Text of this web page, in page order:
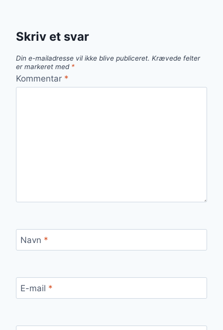
Skriv et svar
Din e-mailadresse vil ikke blive publiceret. Krævede felter
er markeret med *
Kommentar *
Navn *
E-mail *